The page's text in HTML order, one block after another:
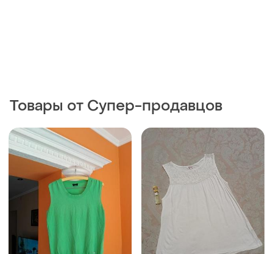
Товары от Супер-продавцов